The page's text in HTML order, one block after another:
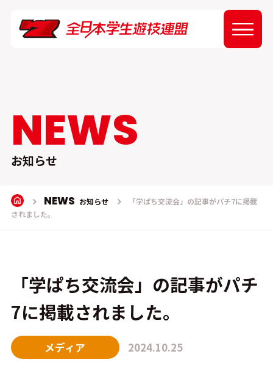
ABOUT
EVENT
REPORT
CONTACT
NEWS
お知らせ
NEWS お知らせ
「学ぱち交流会」の記事がパチ7に掲載
されました。
「学ぱち交流会」の記事がパチ
7に掲載されました。
メディア 2024.10.25